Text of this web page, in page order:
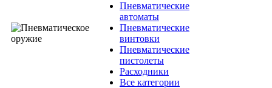
Пневматические
автоматы
Пневматические
винтовки
Пневматические
пистолеты
Расходники
Все категории